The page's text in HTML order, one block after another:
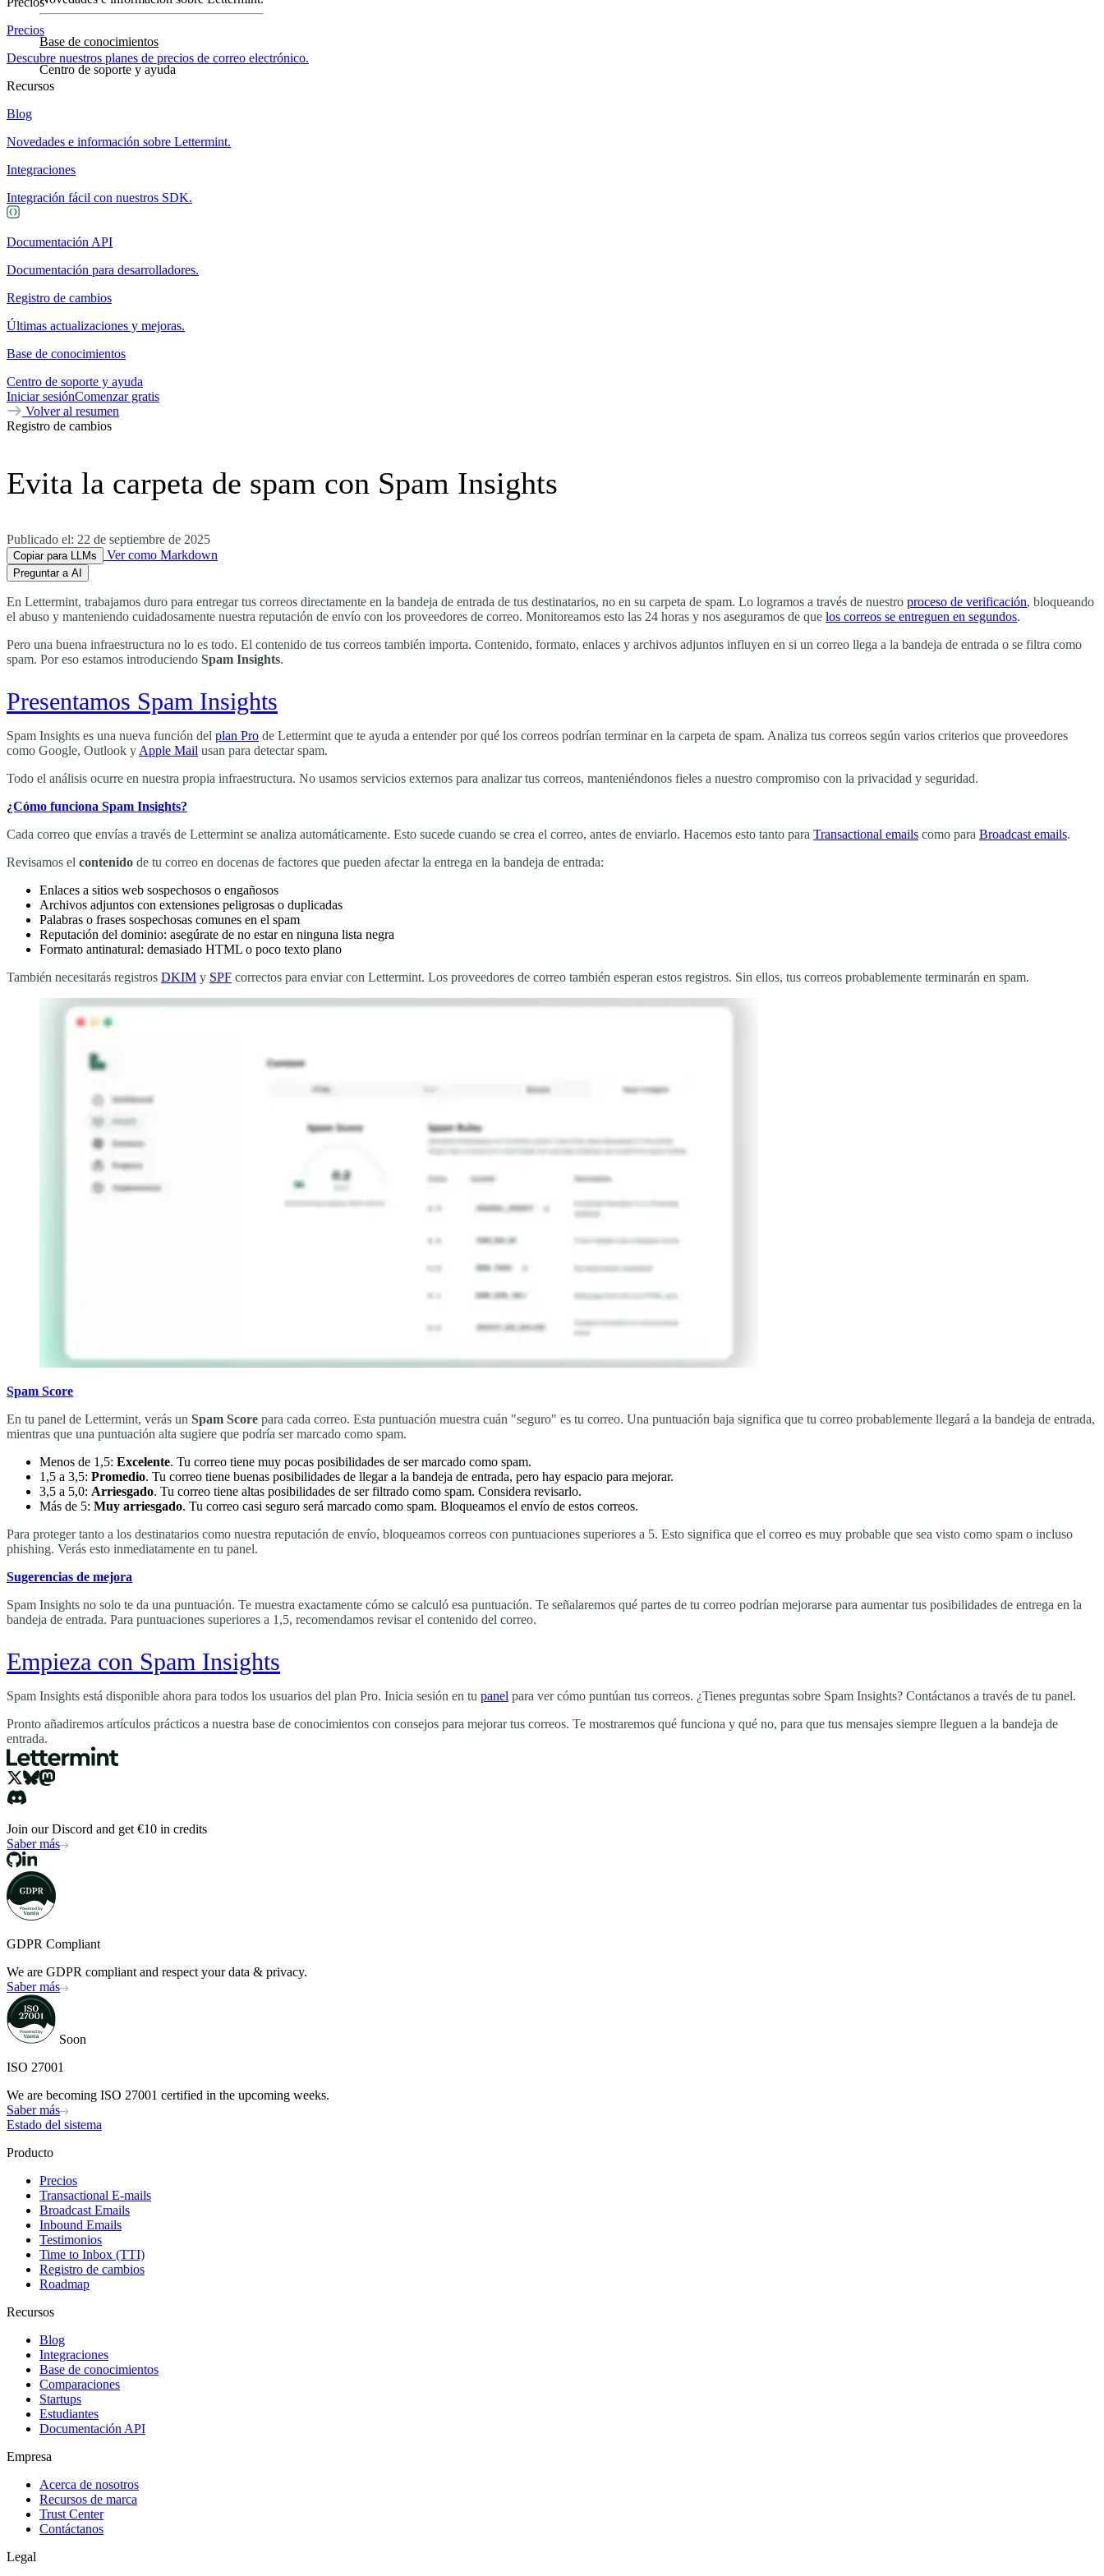
Base de conocimientos
Centro de soporte y ayuda
Precios
Descubre nuestros planes de precios de correo electrónico.
Recursos
Blog
Novedades e información sobre Lettermint.
Integraciones
Integración fácil con nuestros SDK.
Documentación API
Documentación para desarrolladores.
Registro de cambios
Últimas actualizaciones y mejoras.
Base de conocimientos
Centro de soporte y ayuda
Iniciar sesiónComenzar gratis
Volver al resumen
Registro de cambios
Evita la carpeta de spam con Spam Insights
Publicado el: 22 de septiembre de 2025
Copiar para LLMs Ver como Markdown
Preguntar a AI
En Lettermint, trabajamos duro para entregar tus correos directamente en la bandeja de entrada de tus destinatarios, no en su carpeta de spam. Lo logramos a través de nuestro proceso de verificación, bloqueando
el abuso y manteniendo cuidadosamente nuestra reputación de envío con los proveedores de correo. Monitoreamos esto las 24 horas y nos aseguramos de que los correos se entreguen en segundos.
Pero una buena infraestructura no lo es todo. El contenido de tus correos también importa. Contenido, formato, enlaces y archivos adjuntos influyen en si un correo llega a la bandeja de entrada o se filtra como
spam. Por eso estamos introduciendo Spam Insights.
Presentamos Spam Insights
Spam Insights es una nueva función del plan Pro de Lettermint que te ayuda a entender por qué los correos podrían terminar en la carpeta de spam. Analiza tus correos según varios criterios que proveedores
como Google, Outlook y Apple Mail usan para detectar spam.
Todo el análisis ocurre en nuestra propia infraestructura. No usamos servicios externos para analizar tus correos, manteniéndonos fieles a nuestro compromiso con la privacidad y seguridad.
¿Cómo funciona Spam Insights?
Cada correo que envías a través de Lettermint se analiza automáticamente. Esto sucede cuando se crea el correo, antes de enviarlo. Hacemos esto tanto para Transactional emails como para Broadcast emails.
Revisamos el contenido de tu correo en docenas de factores que pueden afectar la entrega en la bandeja de entrada:
Enlaces a sitios web sospechosos o engañosos
Archivos adjuntos con extensiones peligrosas o duplicadas
Palabras o frases sospechosas comunes en el spam
Reputación del dominio: asegúrate de no estar en ninguna lista negra
Formato antinatural: demasiado HTML o poco texto plano
También necesitarás registros DKIM y SPF correctos para enviar con Lettermint. Los proveedores de correo también esperan estos registros. Sin ellos, tus correos probablemente terminarán en spam.
Spam Score
En tu panel de Lettermint, verás un Spam Score para cada correo. Esta puntuación muestra cuán "seguro" es tu correo. Una puntuación baja significa que tu correo probablemente llegará a la bandeja de entrada,
mientras que una puntuación alta sugiere que podría ser marcado como spam.
Menos de 1,5: Excelente. Tu correo tiene muy pocas posibilidades de ser marcado como spam.
1,5 a 3,5: Promedio. Tu correo tiene buenas posibilidades de llegar a la bandeja de entrada, pero hay espacio para mejorar.
3,5 a 5,0: Arriesgado. Tu correo tiene altas posibilidades de ser filtrado como spam. Considera revisarlo.
Más de 5: Muy arriesgado. Tu correo casi seguro será marcado como spam. Bloqueamos el envío de estos correos.
Para proteger tanto a los destinatarios como nuestra reputación de envío, bloqueamos correos con puntuaciones superiores a 5. Esto significa que el correo es muy probable que sea visto como spam o incluso
phishing. Verás esto inmediatamente en tu panel.
Sugerencias de mejora
Spam Insights no solo te da una puntuación. Te muestra exactamente cómo se calculó esa puntuación. Te señalaremos qué partes de tu correo podrían mejorarse para aumentar tus posibilidades de entrega en la
bandeja de entrada. Para puntuaciones superiores a 1,5, recomendamos revisar el contenido del correo.
Empieza con Spam Insights
Spam Insights está disponible ahora para todos los usuarios del plan Pro. Inicia sesión en tu panel para ver cómo puntúan tus correos. ¿Tienes preguntas sobre Spam Insights? Contáctanos a través de tu panel.
Pronto añadiremos artículos prácticos a nuestra base de conocimientos con consejos para mejorar tus correos. Te mostraremos qué funciona y qué no, para que tus mensajes siempre lleguen a la bandeja de
entrada.
Join our Discord and get €10 in credits
Saber más
GDPR Compliant
We are GDPR compliant and respect your data & privacy.
Saber más
Soon
ISO 27001
We are becoming ISO 27001 certified in the upcoming weeks.
Saber más
Estado del sistema
Producto
Precios
Transactional E-mails
Broadcast Emails
Inbound Emails
Testimonios
Time to Inbox (TTI)
Registro de cambios
Roadmap
Recursos
Blog
Integraciones
Base de conocimientos
Comparaciones
Startups
Estudiantes
Documentación API
Empresa
Acerca de nosotros
Recursos de marca
Trust Center
Contáctanos
Legal